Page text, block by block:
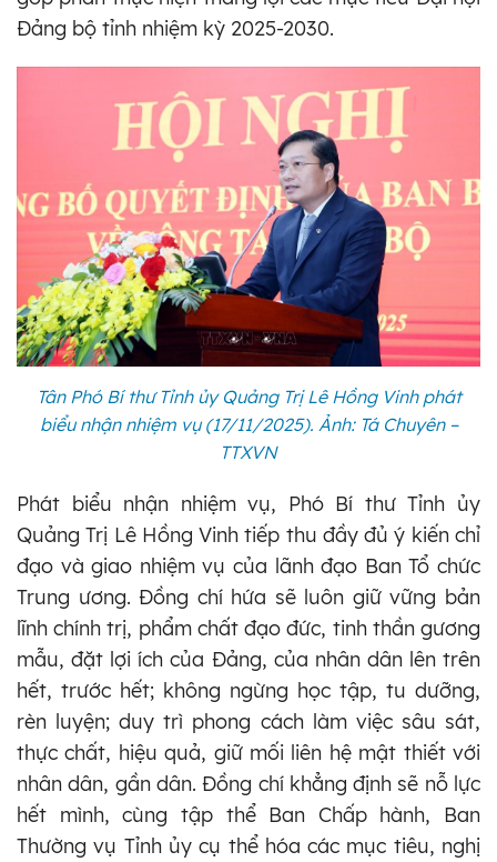
Đảng bộ tỉnh nhiệm kỳ 2025-2030.
Tân Phó Bí thư Tỉnh ủy Quảng Trị Lê Hồng Vinh phát
biểu nhận nhiệm vụ (17/11/2025). Ảnh: Tá Chuyên –
TTXVN
Phát biểu nhận nhiệm vụ, Phó Bí thư Tỉnh ủy
Quảng Trị Lê Hồng Vinh tiếp thu đầy đủ ý kiến chỉ
đạo và giao nhiệm vụ của lãnh đạo Ban Tổ chức
Trung ương. Đồng chí hứa sẽ luôn giữ vững bản
lĩnh chính trị, phẩm chất đạo đức, tinh thần gương
mẫu, đặt lợi ích của Đảng, của nhân dân lên trên
hết, trước hết; không ngừng học tập, tu dưỡng,
rèn luyện; duy trì phong cách làm việc sâu sát,
thực chất, hiệu quả, giữ mối liên hệ mật thiết với
nhân dân, gần dân. Đồng chí khẳng định sẽ nỗ lực
hết mình, cùng tập thể Ban Chấp hành, Ban
Thường vụ Tỉnh ủy cụ thể hóa các mục tiêu, nghị